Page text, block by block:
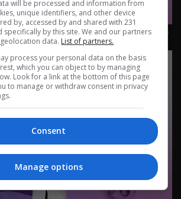
هرمونات النساء - م٤ Biotic - الحلقة ٣٤ | الموسم 4
will be processed and information from
unique identifiers, and other device
by, accessed by and shared with 231
specifically by this site. We and our partners
data. List of partners.
process your personal data on the basis
which you can object to by managing
Look for a link at the bottom of this page
to manage or withdraw consent in privacy
Consent
Manage options